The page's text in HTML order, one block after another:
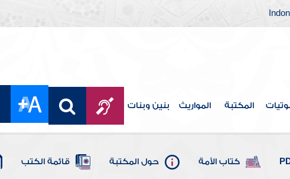
المكتبة المواريث بنين وبنات
كتاب الأمة حول المكتبة قائمة الكتب